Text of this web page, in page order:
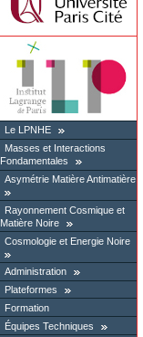
Le LPNHE
Masses et Interactions
Fondamentales
Asymétrie Matière Antimatière
Rayonnement Cosmique et
Matière Noire
Cosmologie et Energie Noire
Administration
Plateformes
Formation
Équipes Techniques